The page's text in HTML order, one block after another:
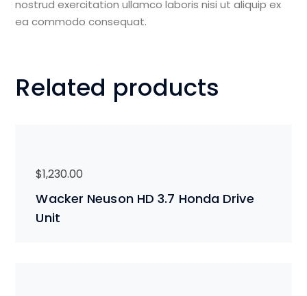
nostrud exercitation ullamco laboris nisi ut aliquip ex
ea commodo consequat.
Related products
Wacker Neuson HD 3.7 Honda Drive
Unit
$1,230.00